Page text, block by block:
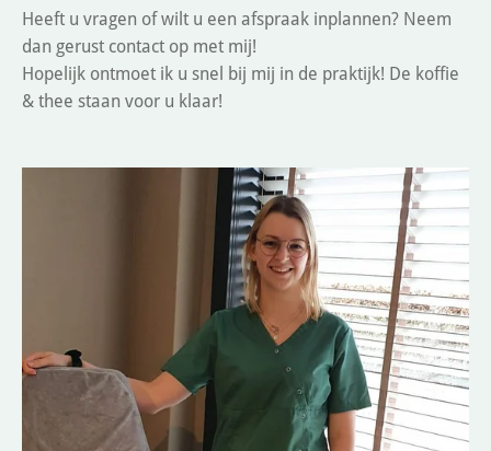
Heeft u vragen of wilt u een afspraak inplannen? Neem
dan gerust contact op met mij!
Hopelijk ontmoet ik u snel bij mij in de praktijk! De koffie
& thee staan voor u klaar!